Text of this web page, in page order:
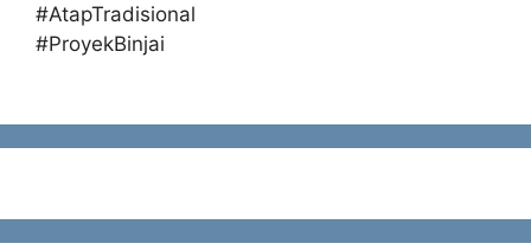
#AtapTradisional
#ProyekBinjai